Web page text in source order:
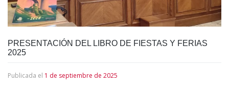
PRESENTACIÓN DEL LIBRO DE FIESTAS Y FERIAS
2025
Publicada el 1 de septiembre de 2025